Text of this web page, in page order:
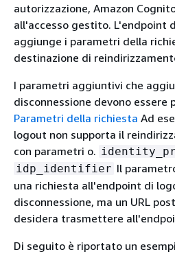
autorizzazione, Amazon
all'accesso gestito. L'endpoint
aggiunge i parametri della
destinazione di
I parametri aggiuntivi che
disconnessione devono essere
Parametri della richiesta Ad
logout non supporta il
con parametri o.
idp_identifier Il
una richiesta all'endpoint di
disconnessione, ma un URL
desidera trasmettere
Di seguito è riportato un